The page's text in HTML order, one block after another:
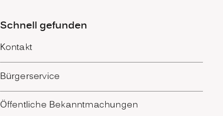
Schnell gefunden
Kontakt
Bürgerservice
Öffentliche Bekanntmachungen